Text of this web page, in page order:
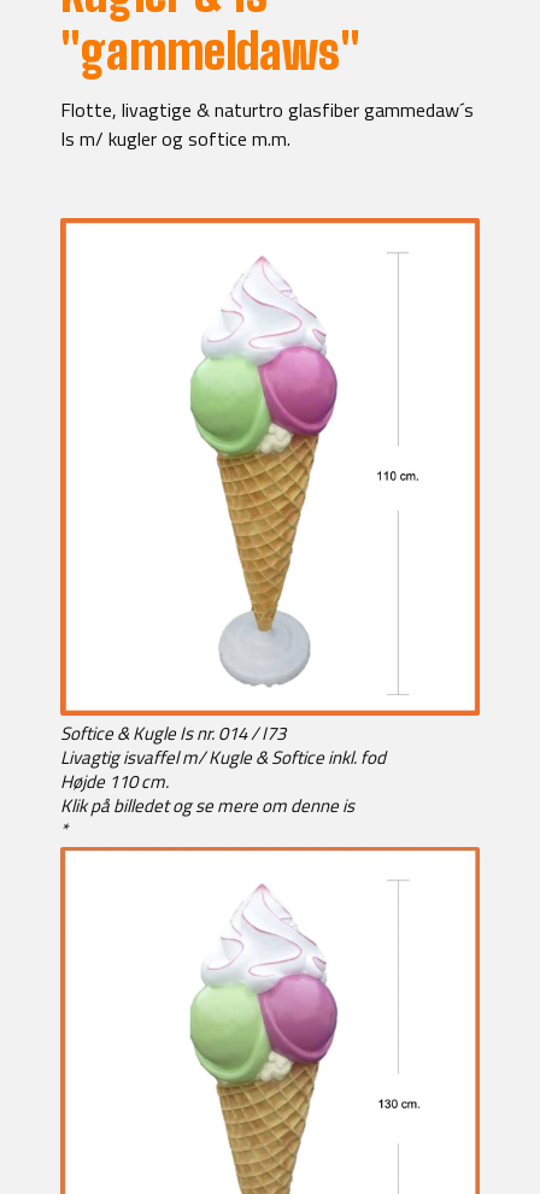
"gammeldaws"
Flotte, livagtige & naturtro glasfiber gammedaw´s
Is m/ kugler og softice m.m.
Softice & Kugle Is nr. 014 / I73
Livagtig isvaffel m/ Kugle & Softice inkl. fod
Højde 110 cm.
Klik på billedet og se mere om denne is
*